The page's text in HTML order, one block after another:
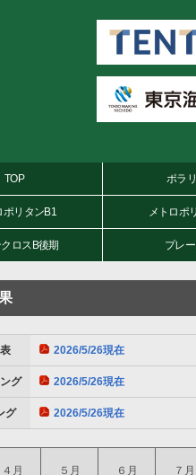
TOP ポラ
ポリタンB1 メトロポ
ロスB後期 プレ
2026/5/26現在
グ 2026/5/26現在
グ 2026/5/26現在
４月 ５月 ６月 ７月